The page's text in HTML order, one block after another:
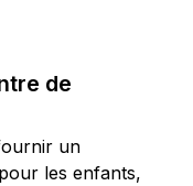
de
un
les enfants,